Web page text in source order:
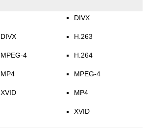
DIVX
MPEG-4
MP4
XVID
DIVX
H.263
H.264
MPEG-4
MP4
XVID